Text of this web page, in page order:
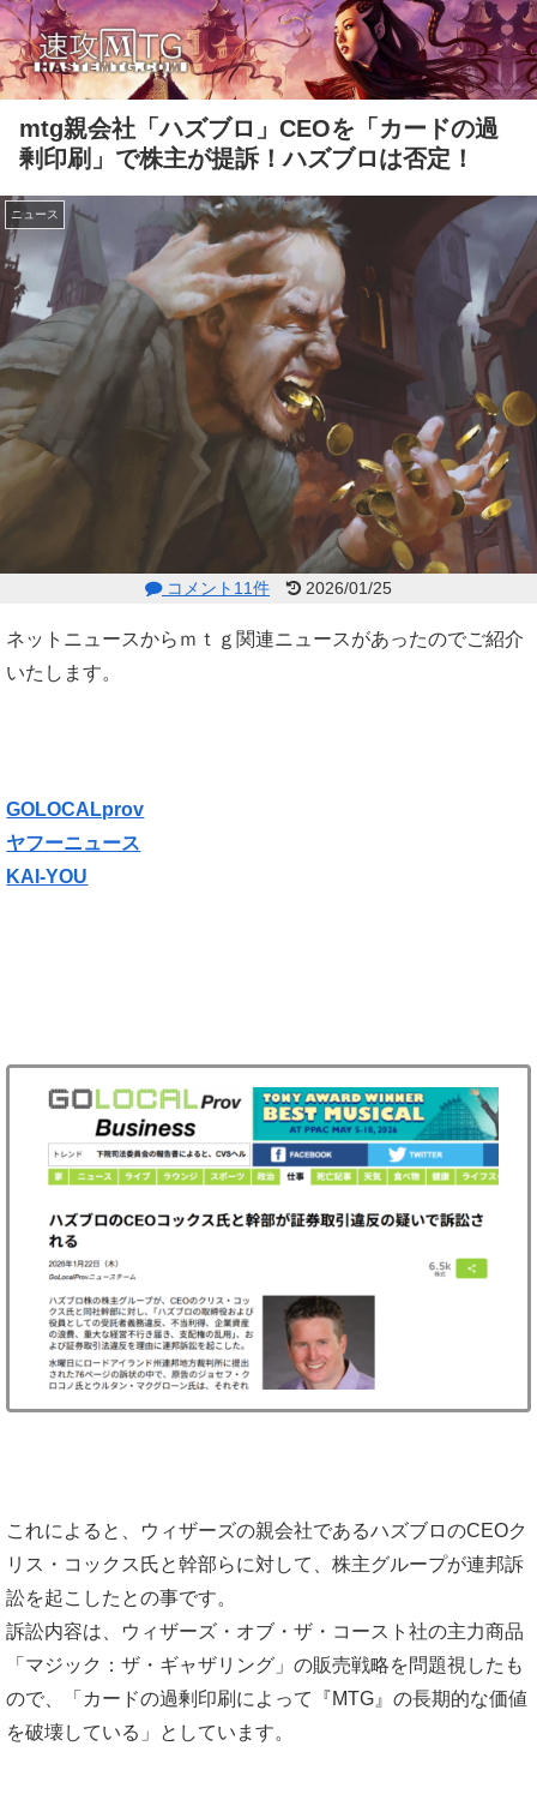
mtg親会社「ハズブロ」CEOを「カードの過
剰印刷」で株主が提訴！ハズブロは否定！
ニュース
コメント11件 2026/01/25
ネットニュースからｍｔｇ関連ニュースがあったのでご紹介
いたします。
GOLOCALprov
ヤフーニュース
KAI-YOU
これによると、ウィザーズの親会社であるハズブロのCEOク
リス・コックス氏と幹部らに対して、株主グループが連邦訴
訟を起こしたとの事です。
訴訟内容は、ウィザーズ・オブ・ザ・コースト社の主力商品
「マジック：ザ・ギャザリング」の販売戦略を問題視したも
ので、「カードの過剰印刷によって『MTG』の長期的な価値
を破壊している」としています。